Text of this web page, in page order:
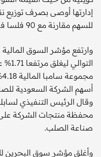
للسهم مقارنة مع 90 فلسا في 2007.
وارتفع مؤشر السوق
وقال الرئيس التنفيذي
محفظة منتجات الشركة على
صناعة الصلب.